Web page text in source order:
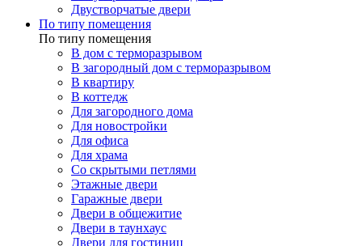
Двустворчатые двери
По типу помещения
По типу помещения
В дом с терморазрывом
В загородный дом с терморазрывом
В квартиру
В коттедж
Для загородного дома
Для новостройки
Для офиса
Для храма
Со скрытыми петлями
Этажные двери
Гаражные двери
Двери в общежитие
Двери в таунхаус
Двери для гостиниц